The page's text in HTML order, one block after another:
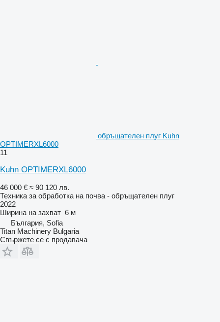
обръщателен плуг Kuhn
OPTIMERXL6000
11
Kuhn OPTIMERXL6000
46 000 € ≈ 90 120 лв.
Техника за обработка на почва - обръщателен плуг
2022
Ширина на захват 6 м
България, Sofia
Titan Machinery Bulgaria
Свържете се с продавача